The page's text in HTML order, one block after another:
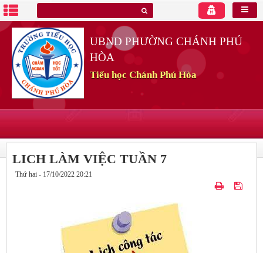
UBND PHƯỜNG CHÁNH PHÚ
HÒA
Tiểu học Chánh Phú Hòa
LICH LÀM VIỆC TUẦN 7
Thứ hai - 17/10/2022 20:21